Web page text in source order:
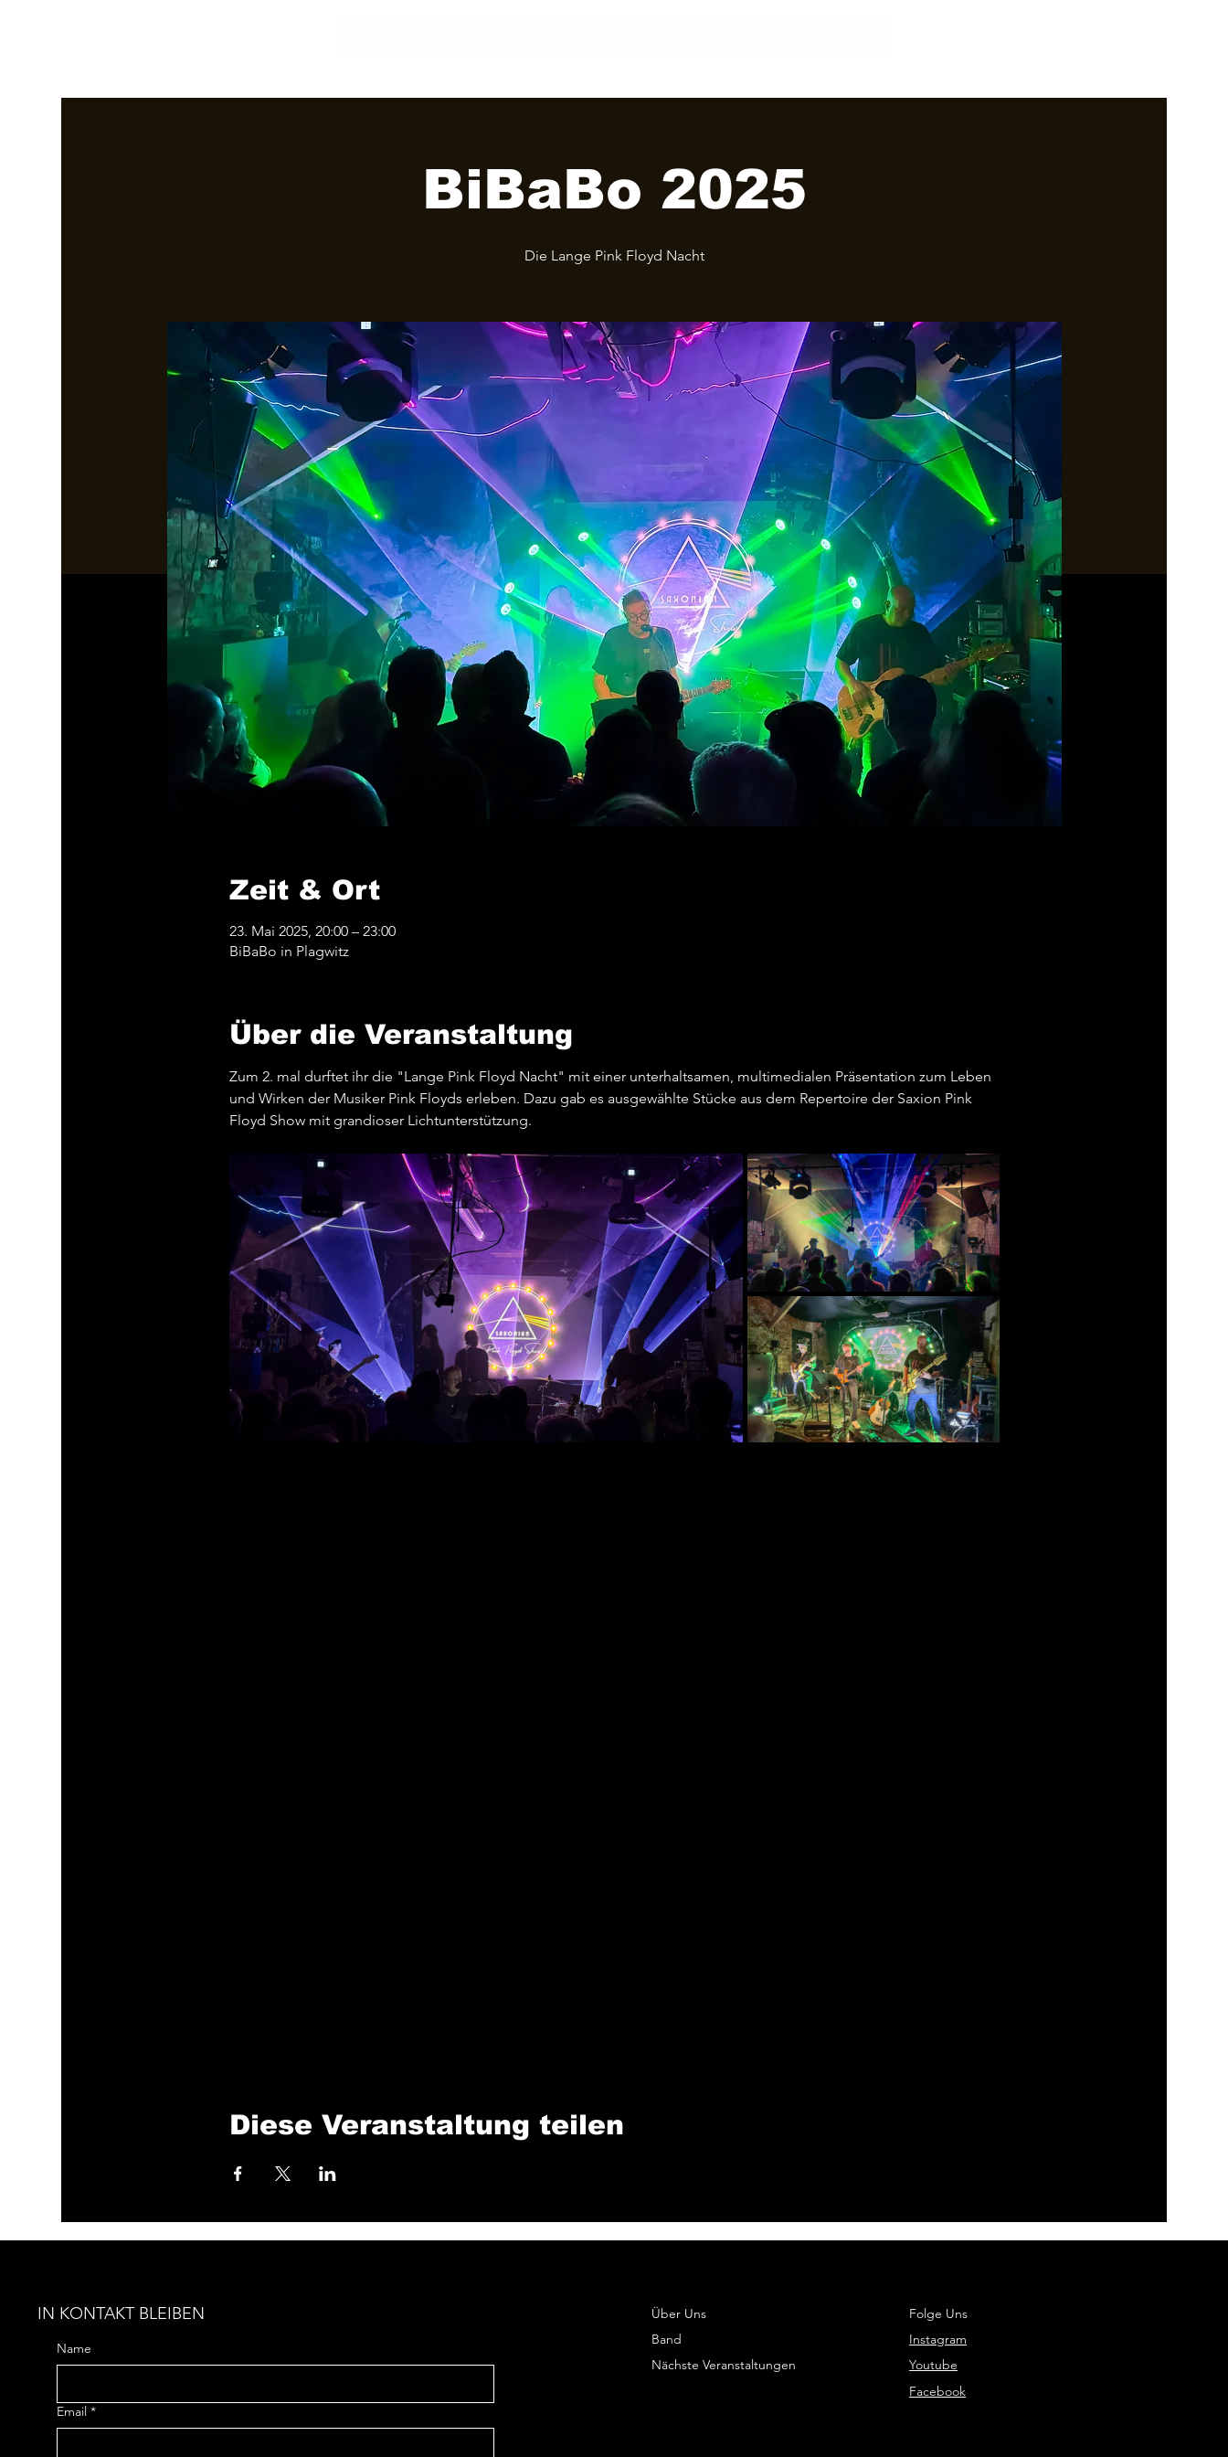
BiBaBo 2025
Die Lange Pink Floyd Nacht
Zeit & Ort
23. Mai 2025, 20:00 – 23:00
BiBaBo in Plagwitz
Über die Veranstaltung
Zum 2. mal durftet ihr die "Lange Pink Floyd Nacht" mit einer unterhaltsamen, multimedialen Präsentation zum Leben
und Wirken der Musiker Pink Floyds erleben. Dazu gab es ausgewählte Stücke aus dem Repertoire der Saxion Pink
Floyd Show mit grandioser Lichtunterstützung.
Diese Veranstaltung teilen
IN KONTAKT BLEIBEN
Name
Email *
Folge Uns
Instagram
Youtube
Facebook
Über Uns
Band
Nächste Veranstaltungen